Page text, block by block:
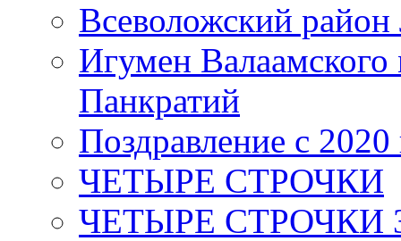
Всеволожский район
Игумен
Панкратий
Поздравление с 2020
ЧЕТЫРЕ СТРОЧКИ
ЧЕТЫРЕ СТРОЧКИ 3